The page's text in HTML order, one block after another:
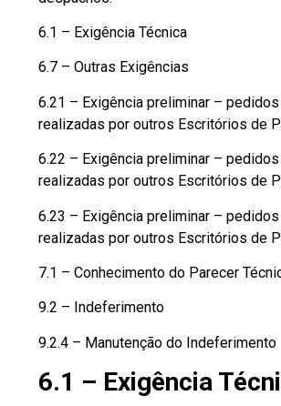
6.1 – Exigência Técnica
6.7 – Outras Exigências
6.21 – Exigência preliminar –
realizadas por outros Escritórios de
6.22 – Exigência preliminar –
realizadas por outros Escritórios de
6.23 – Exigência preliminar –
realizadas por outros Escritórios de
7.1 – Conhecimento do Parecer
9.2 – Indeferimento
9.2.4 – Manutenção do Indeferimento
6.1 – Exigência